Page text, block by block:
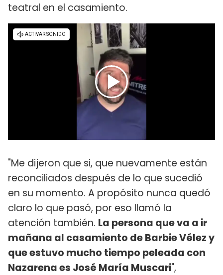
teatral en el casamiento.
"Me dijeron que si, que nuevamente están
reconciliados después de lo que sucedió
en su momento. A propósito nunca quedó
claro lo que pasó, por eso llamó la
atención también. La persona que va a ir
mañana al casamiento de Barbie Vélez y
que estuvo mucho tiempo peleada con
Nazarena es José María Muscari",